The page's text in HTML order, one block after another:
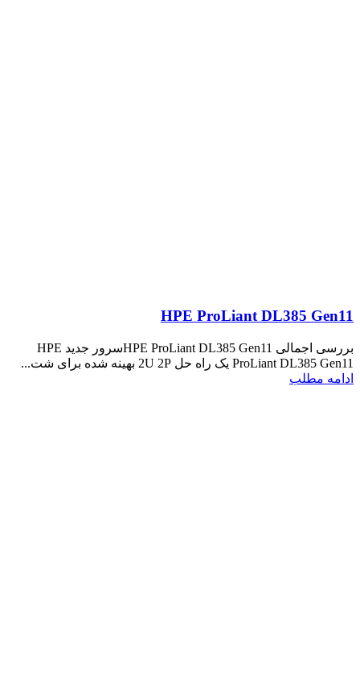
HPE ProLiant DL385 Gen11
بررسی اجمالی HPE ProLiant DL385 Gen11سرور جدید HPE
ProLiant DL385 Gen11 یک راه حل 2U 2P بهینه شده برای شت...
ادامه مطلب